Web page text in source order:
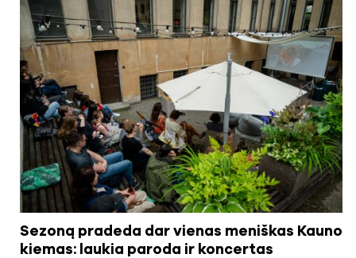
Sezoną pradeda dar vienas meniškas Kauno
kiemas: laukia paroda ir koncertas